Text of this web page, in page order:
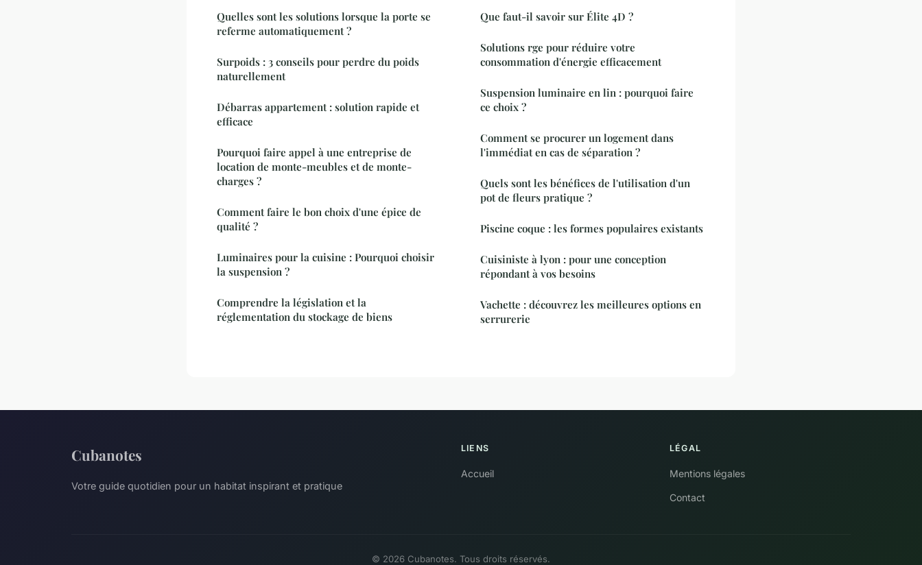
Quelles sont les solutions lorsque la porte se
referme automatiquement ?
Surpoids : 3 conseils pour perdre du poids
naturellement
Débarras appartement : solution rapide et
efficace
Pourquoi faire appel à une entreprise de
location de monte-meubles et de monte-
charges ?
Comment faire le bon choix d'une épice de
qualité ?
Luminaires pour la cuisine : Pourquoi choisir
la suspension ?
Comprendre la législation et la
réglementation du stockage de biens
Que faut-il savoir sur Élite 4D ?
Solutions rge pour réduire votre
consommation d'énergie efficacement
Suspension luminaire en lin : pourquoi faire
ce choix ?
Comment se procurer un logement dans
l'immédiat en cas de séparation ?
Quels sont les bénéfices de l'utilisation d'un
pot de fleurs pratique ?
Piscine coque : les formes populaires existants
Cuisiniste à lyon : pour une conception
répondant à vos besoins
Vachette : découvrez les meilleures options en
serrurerie
Cubanotes
Votre guide quotidien pour un habitat inspirant et pratique
LIENS
Accueil
LÉGAL
Mentions légales
Contact
© 2026 Cubanotes. Tous droits réservés.